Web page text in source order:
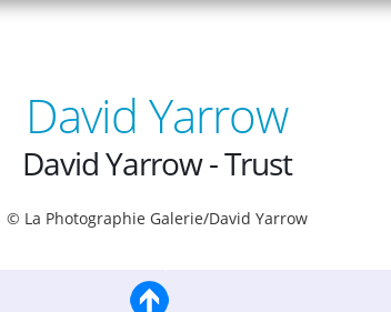
David Yarrow
David Yarrow - Trust
© La Photographie Galerie/David Yarrow